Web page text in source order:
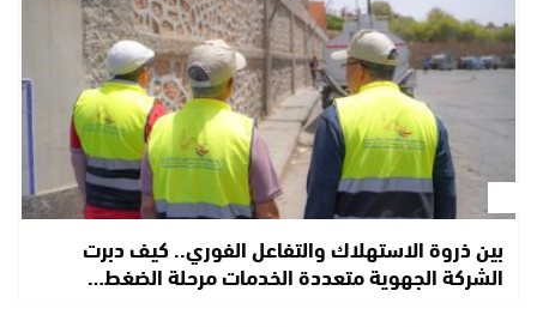
بين ذروة الاستهلاك والتفاعل الفوري.. كيف دبرت
الشركة الجهوية متعددة الخدمات مرحلة الضغط…